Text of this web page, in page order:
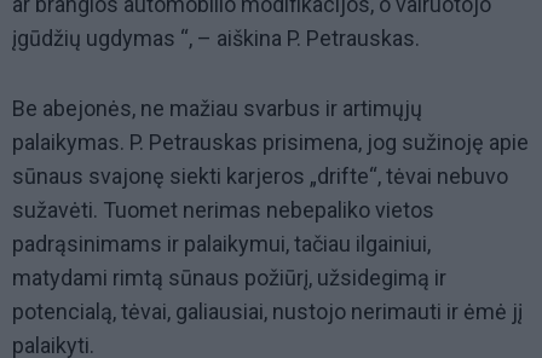
įgūdžių ugdymas “, – aiškina P. Petrauskas.
Be abejonės, ne mažiau svarbus ir artimųjų
palaikymas. P. Petrauskas prisimena, jog sužinoję apie
sūnaus svajonę siekti karjeros „drifte“, tėvai nebuvo
sužavėti. Tuomet nerimas nebepaliko vietos
padrąsinimams ir palaikymui, tačiau ilgainiui,
matydami rimtą sūnaus požiūrį, užsidegimą ir
potencialą, tėvai, galiausiai, nustojo nerimauti ir ėmė jį
palaikyti.